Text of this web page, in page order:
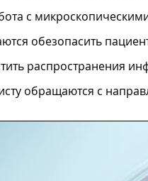
с
обезопасить
распространения
обращаются с